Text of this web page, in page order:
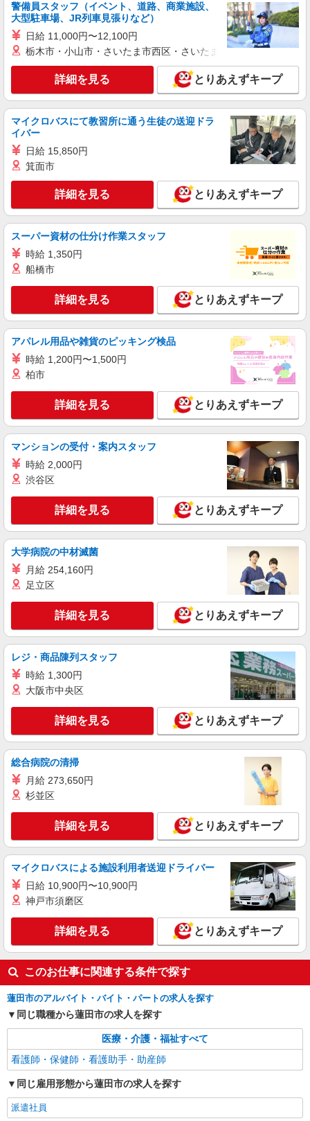
※上記金額に消費税を加えた金額をお支払いいた
します ※交通費・電話代は弊社負担。その他、支
援内容により細則あり。
キープ 詳細を見る
警備員スタッフ（イベント、道路、商業施設、
大型駐車場、JR列車見張りなど）
日給 11,000円〜12,100円
栃木市・小山市・さいたま市西区・さいたま市岩槻区・久喜市・
詳細を見る とりあえずキープ
マイクロバスにて教習所に通う生徒の送迎ドラ
イバー
日給 15,850円
箕面市
詳細を見る とりあえずキープ
スーパー資材の仕分け作業スタッフ
時給 1,350円
船橋市
詳細を見る とりあえずキープ
アパレル用品や雑貨のピッキング検品
時給 1,200円〜1,500円
柏市
詳細を見る とりあえずキープ
マンションの受付・案内スタッフ
時給 2,000円
渋谷区
詳細を見る とりあえずキープ
大学病院の中材滅菌
月給 254,160円
足立区
詳細を見る とりあえずキープ
レジ・商品陳列スタッフ
時給 1,300円
大阪市中央区
詳細を見る とりあえずキープ
総合病院の清掃
月給 273,650円
杉並区
詳細を見る とりあえずキープ
マイクロバスによる施設利用者送迎ドライバー
日給 10,900円〜10,900円
神戸市須磨区
詳細を見る とりあえずキープ
このお仕事に関連する条件で探す
蓮田市のアルバイト・バイト・パートの求人を探す
同じ職種から蓮田市の求人を探す
医療・介護・福祉すべて
看護師・保健師・看護助手・助産師
同じ雇用形態から蓮田市の求人を探す
派遣社員